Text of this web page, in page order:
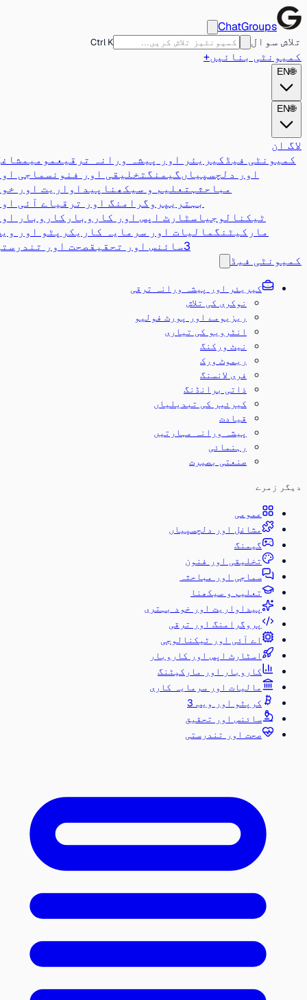
ChatGroups
تلاش سوال
Ctrl K
کمیونٹی بنائیں+
🌐
EN
🌐
EN
لاگ ان
کمیونٹی فیڈکیریئر اور پیشہ ورانہ ترقیعمومیمشاغل
اور دلچسپیاں گیمنگتخلیقی اور فنون سماجی اور
مباحثہتعلیم و سیکھناپیداواریت اور خود
بہتری پروگرامنگ اور ترقیاے آئی اور
ٹیکنالوجیاسٹارٹ اپس اور کاروبار کاروبار اور
مارکیٹنگمالیات اور سرمایہ کاری کرپٹو اور ویب
3سائنس اور تحقیقصحت اور تندرستی
کمیونٹی فیڈ
کیریئر اور پیشہ ورانہ ترقی
نوکری کی تلاش
ریزیومے اور پورٹ فولیو
انٹرویو کی تیاری
نیٹ ورکنگ
ریموٹ ورک
فری لانسنگ
ذاتی برانڈنگ
کیرئیر کی تبدیلیاں
قیادت
پیشہ ورانہ مہارتیں
رہنمائی
صنعتی بصیرت
دیگر زمرے
عمومی
مشاغل اور دلچسپیاں
گیمنگ
تخلیقی اور فنون
سماجی اور مباحثہ
تعلیم و سیکھنا
پیداواریت اور خود بہتری
پروگرامنگ اور ترقی
اے آئی اور ٹیکنالوجی
اسٹارٹ اپس اور کاروبار
کاروبار اور مارکیٹنگ
مالیات اور سرمایہ کاری
کرپٹو اور ویب 3
سائنس اور تحقیق
صحت اور تندرستی